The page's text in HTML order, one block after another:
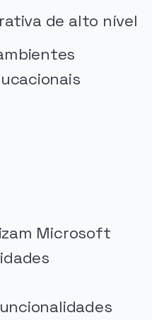
de alto nível
Microsoft